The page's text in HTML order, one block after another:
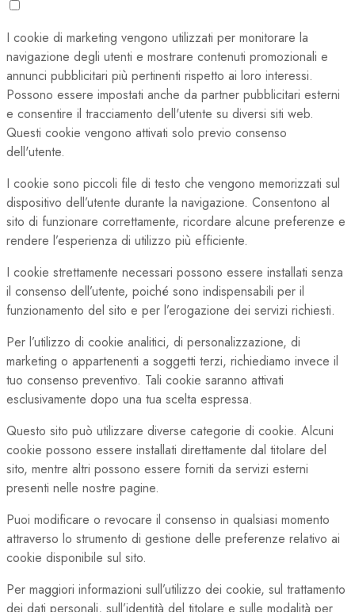
I cookie di marketing vengono utilizzati per monitorare la
navigazione degli utenti e mostrare contenuti promozionali e
annunci pubblicitari più pertinenti rispetto ai loro interessi.
Possono essere impostati anche da partner pubblicitari esterni
e consentire il tracciamento dell'utente su diversi siti web.
Questi cookie vengono attivati solo previo consenso
dell'utente.
I cookie sono piccoli file di testo che vengono memorizzati sul
dispositivo dell’utente durante la navigazione. Consentono al
sito di funzionare correttamente, ricordare alcune preferenze e
rendere l’esperienza di utilizzo più efficiente.
I cookie strettamente necessari possono essere installati senza
il consenso dell’utente, poiché sono indispensabili per il
funzionamento del sito e per l’erogazione dei servizi richiesti.
Per l’utilizzo di cookie analitici, di personalizzazione, di
marketing o appartenenti a soggetti terzi, richiediamo invece il
tuo consenso preventivo. Tali cookie saranno attivati
esclusivamente dopo una tua scelta espressa.
Questo sito può utilizzare diverse categorie di cookie. Alcuni
cookie possono essere installati direttamente dal titolare del
sito, mentre altri possono essere forniti da servizi esterni
presenti nelle nostre pagine.
Puoi modificare o revocare il consenso in qualsiasi momento
attraverso lo strumento di gestione delle preferenze relativo ai
cookie disponibile sul sito.
Per maggiori informazioni sull’utilizzo dei cookie, sul trattamento
dei dati personali, sull’identità del titolare e sulle modalità per